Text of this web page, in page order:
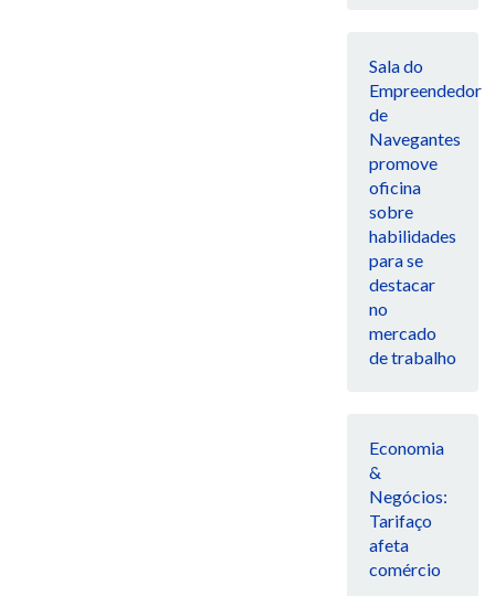
Sala do
Empreendedor
de
Navegantes
promove
oficina
sobre
habilidades
para se
destacar
no
mercado
de trabalho
Economia
&
Negócios:
Tarifaço
afeta
comércio